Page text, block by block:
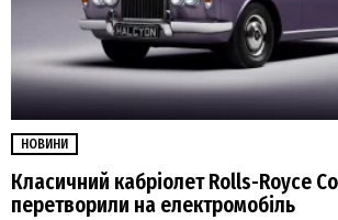
НОВИНИ
Класичний кабріолет Rolls-Royce
перетворили на електромобіль